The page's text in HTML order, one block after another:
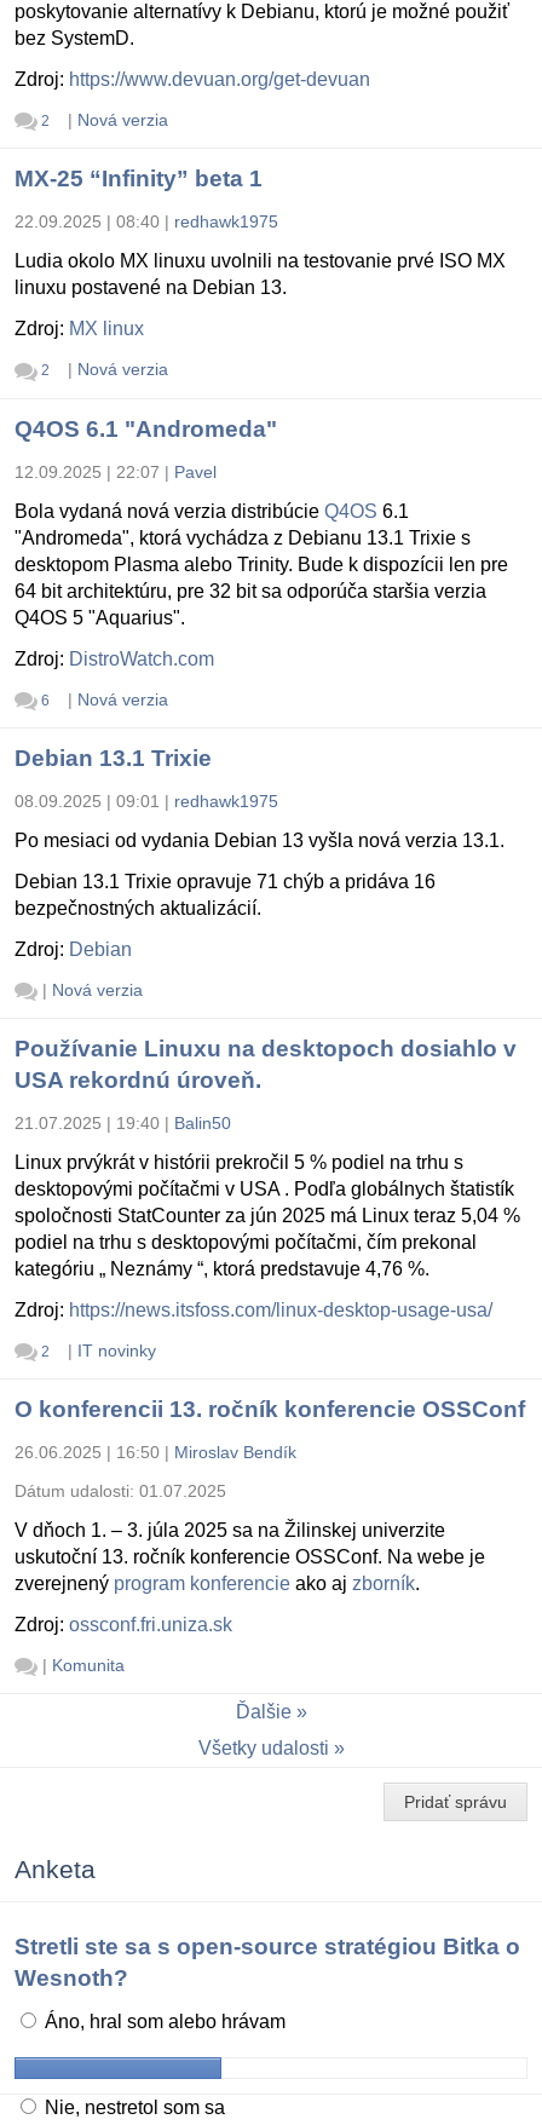
poskytovanie alternatívy k Debianu, ktorú je možné použiť
bez SystemD.
Zdroj: https://www.devuan.org/get-devuan
2 | Nová verzia
MX-25 “Infinity” beta 1
22.09.2025 | 08:40 | redhawk1975
Ludia okolo MX linuxu uvolnili na testovanie prvé ISO MX
linuxu postavené na Debian 13.
Zdroj: MX linux
2 | Nová verzia
Q4OS 6.1 "Andromeda"
12.09.2025 | 22:07 | Pavel
Bola vydaná nová verzia distribúcie Q4OS 6.1
"Andromeda", ktorá vychádza z Debianu 13.1 Trixie s
desktopom Plasma alebo Trinity. Bude k dispozícii len pre
64 bit architektúru, pre 32 bit sa odporúča staršia verzia
Q4OS 5 "Aquarius".
Zdroj: DistroWatch.com
6 | Nová verzia
Debian 13.1 Trixie
08.09.2025 | 09:01 | redhawk1975
Po mesiaci od vydania Debian 13 vyšla nová verzia 13.1.
Debian 13.1 Trixie opravuje 71 chýb a pridáva 16
bezpečnostných aktualizácií.
Zdroj: Debian
| Nová verzia
Používanie Linuxu na desktopoch dosiahlo v
USA rekordnú úroveň.
21.07.2025 | 19:40 | Balin50
Linux prvýkrát v histórii prekročil 5 % podiel na trhu s
desktopovými počítačmi v USA . Podľa globálnych štatistík
spoločnosti StatCounter za jún 2025 má Linux teraz 5,04 %
podiel na trhu s desktopovými počítačmi, čím prekonal
kategóriu „ Neznámy “, ktorá predstavuje 4,76 %.
Zdroj: https://news.itsfoss.com/linux-desktop-usage-usa/
2 | IT novinky
O konferencii 13. ročník konferencie OSSConf
26.06.2025 | 16:50 | Miroslav Bendík
Dátum udalosti: 01.07.2025
V dňoch 1. – 3. júla 2025 sa na Žilinskej univerzite
uskutoční 13. ročník konferencie OSSConf. Na webe je
zverejnený program konferencie ako aj zborník.
Zdroj: ossconf.fri.uniza.sk
| Komunita
Ďalšie
Všetky udalosti
Pridať správu
Anketa
Stretli ste sa s open-source stratégiou Bitka o
Wesnoth?
Áno, hral som alebo hrávam
Nie, nestretol som sa